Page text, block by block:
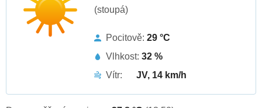
(stoupá)
Pocitově: 29 °C
Vlhkost: 32 %
Vítr:
JV, 14 km/h